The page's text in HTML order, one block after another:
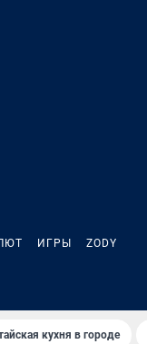
ИГРЫ ZODY
кухня в городе